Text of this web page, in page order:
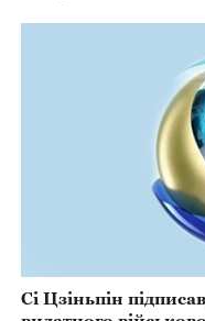
Сі Цзіньпін